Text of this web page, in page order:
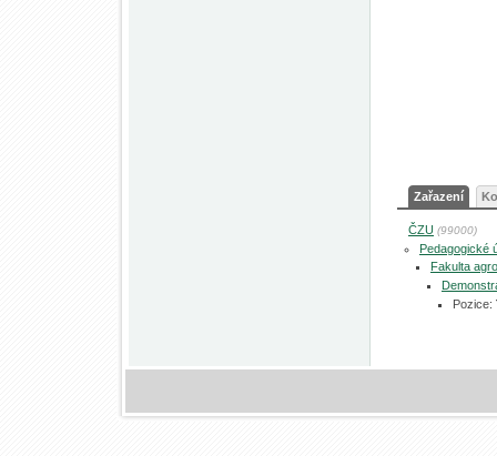
Zařazení
ČZU (99000)
Pedagogické
Fakulta
Pozice: